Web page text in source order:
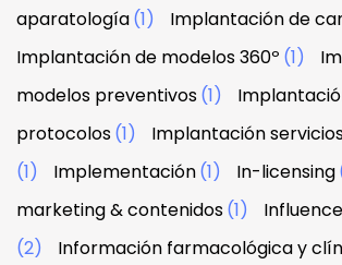
aparatología(1) Implantación de
Implantación de modelos 360º (1)
modelos preventivos(1)
protocolos(1)
Implantación
(1)
Implementación(1) In-licensing
marketing & contenidos(1)
(2)
Información farmacológica y